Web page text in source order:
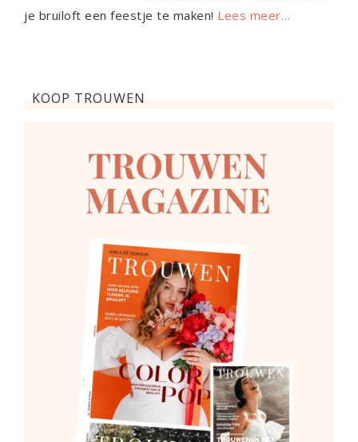
je bruiloft een feestje te maken! Lees meer…
KOOP TROUWEN